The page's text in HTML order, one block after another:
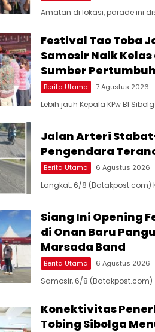
Amatan di lokasi, parade ini
Festival Tao Toba
Samosir Naik
Sumber
Berita Utama 7 Agustus 2026
Lebih jauh Kepala KPw BI
Jalan Arteri
Pengendara
Berita Utama 6 Agustus 2026
Langkat, 6/8 (Batakpost.com)
Siang Ini Opening
di Onan Baru
Marsada Band
Berita Utama 6 Agustus 2026
Samosir, 6/8
Konektivitas
Tobing Sibolga